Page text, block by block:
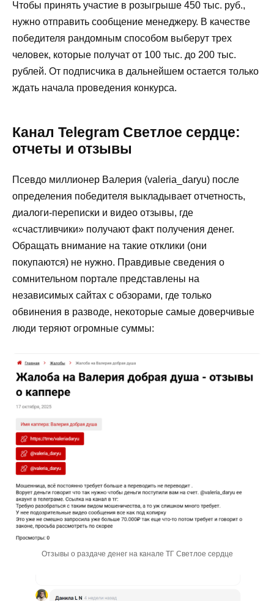
Чтобы принять участие в розыгрыше 450 тыс. руб.,
нужно отправить сообщение менеджеру. В качестве
победителя рандомным способом выберут трех
человек, которые получат от 100 тыс. до 200 тыс.
рублей. От подписчика в дальнейшем остается только
ждать начала проведения конкурса.
Канал Telegram Светлое сердце:
отчеты и отзывы
Псевдо миллионер Валерия (valeria_daryu) после
определения победителя выкладывает отчетность,
диалоги-переписки и видео отзывы, где
«счастливчики» получают факт получения денег.
Обращать внимание на такие отклики (они
покупаются) не нужно. Правдивые сведения о
сомнительном портале представлены на
независимых сайтах с обзорами, где только
обвинения в разводе, некоторые самые доверчивые
люди теряют огромные суммы:
Отзывы о раздаче денег на канале ТГ Светлое сердце